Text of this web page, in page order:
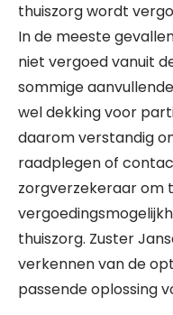
thuiszorg wordt
In de meeste
niet vergoed vanuit
sommige
wel dekking voor
daarom verstandig
raadplegen of
zorgverzekeraar om
thuiszorg. Zuster
verkennen van de
passende oplossing